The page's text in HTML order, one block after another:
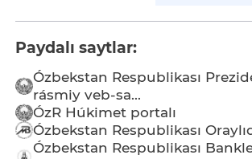
Paydalı saytlar:
Ózbekstan Respublikası
rásmiy veb-sa...
ÓzR Húkimet portalı
Ózbekstan Respublikası
Ózbekstan Respublikası